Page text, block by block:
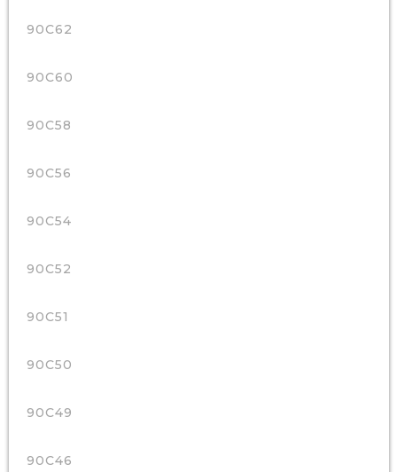
90C62
90C60
90C58
90C56
90C54
90C52
90C51
90C50
90C49
90C46